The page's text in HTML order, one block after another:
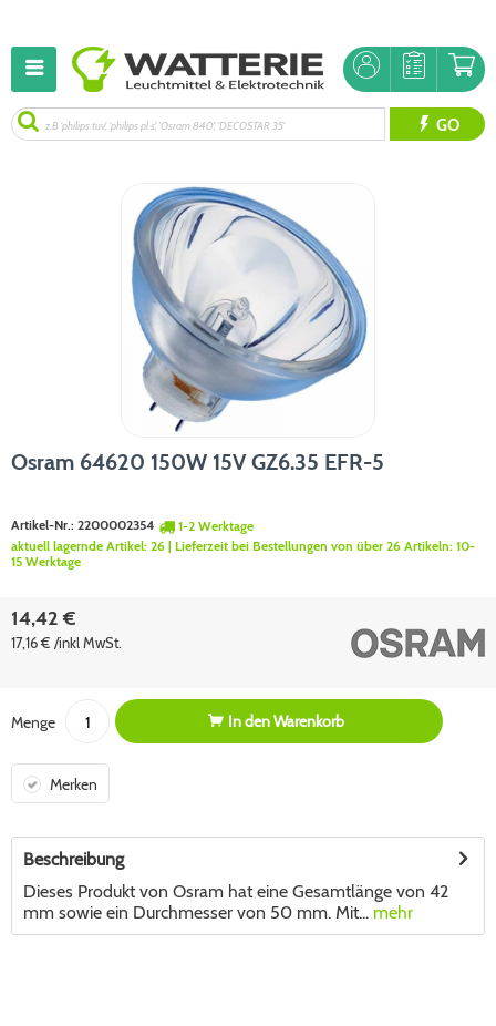
GO
Osram 64620 150W 15V GZ6.35 EFR-5
Artikel-Nr.: 2200002354
1-2 Werktage
aktuell lagernde Artikel: 26 | Lieferzeit bei Bestellungen von über 26 Artikeln: 10-
15 Werktage
14,42 €
17,16 € /inkl MwSt.
Menge In denWarenkorb
Merken
Beschreibung
Dieses Produkt von Osram hat eine Gesamtlänge von 42
mm sowie ein Durchmesser von 50 mm. Mit... mehr